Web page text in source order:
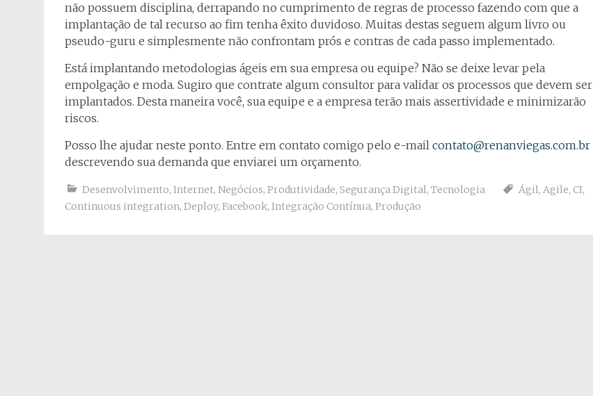
não possuem disciplina, derrapando no cumprimento de regras de processo fazendo com que a
implantação de tal recurso ao fim tenha êxito duvidoso. Muitas destas seguem algum livro ou
pseudo-guru e simplesmente não confrontam prós e contras de cada passo implementado.
Está implantando metodologias ágeis em sua empresa ou equipe? Não se deixe levar pela
empolgação e moda. Sugiro que contrate algum consultor para validar os processos que devem ser
implantados. Desta maneira você, sua equipe e a empresa terão mais assertividade e minimizarão
riscos.
Posso lhe ajudar neste ponto. Entre em contato comigo pelo e-mail contato@renanviegas.com.br
descrevendo sua demanda que enviarei um orçamento.
Desenvolvimento, Internet, Negócios, Produtividade, Segurança Digital, Tecnologia Ágil, Agile, CI,
Continuous integration, Deploy, Facebook, Integração Contínua, Produção